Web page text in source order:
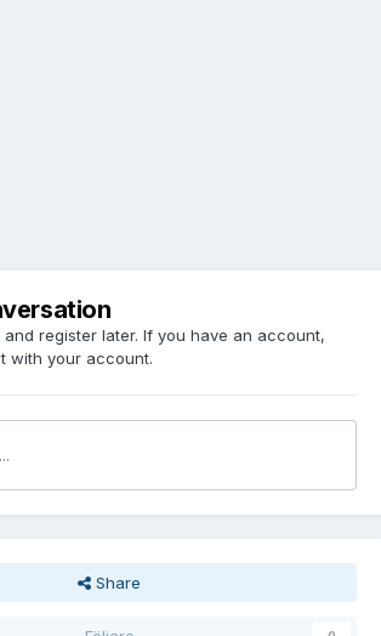
register later. If you have an account,
with your account.
Share